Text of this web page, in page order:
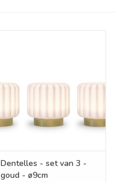
Dentelles - set van 3 -
goud - ø9cm